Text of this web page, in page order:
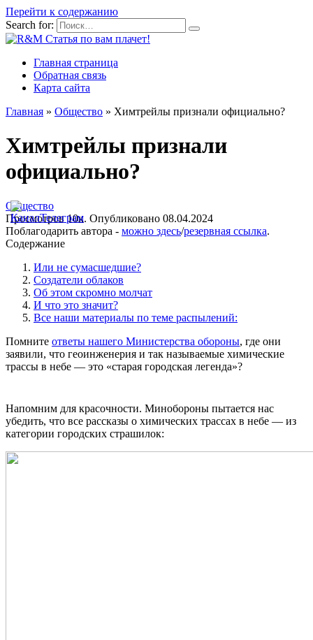
Перейти к содержанию
Search for:
Главная страница
Обратная связь
Карта сайта
Главная » Общество » Химтрейлы признали официально?
Химтрейлы признали
официально?
Общество
Просмотров 10к. Опубликовано 08.04.2024
Поблагодарить автора - можно здесь/резервная ссылка.
Содержание
Или не сумасшедшие?
Создатели облаков
Об этом скромно молчат
И что это значит?
Все наши материалы по теме распылений:
Помните ответы нашего Министерства обороны, где они
заявили, что геоинженерия и так называемые химические
трассы в небе — это «старая городская легенда»?
Напомним для красочности. Минобороны пытается нас
убедить, что все рассказы о химических трассах в небе — из
категории городских страшилок: